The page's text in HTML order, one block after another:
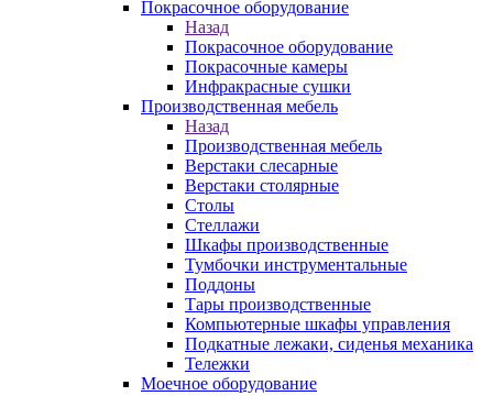
Покрасочное оборудование
Назад
Покрасочное оборудование
Покрасочные камеры
Инфракрасные сушки
Производственная мебель
Назад
Производственная мебель
Верстаки слесарные
Верстаки столярные
Столы
Стеллажи
Шкафы производственные
Тумбочки инструментальные
Поддоны
Тары производственные
Компьютерные шкафы управления
Подкатные лежаки, сиденья механика
Тележки
Моечное оборудование